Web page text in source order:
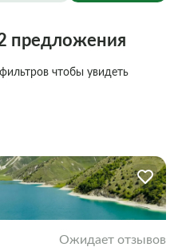
предложения
чтобы увидеть
Ожидает отзывов